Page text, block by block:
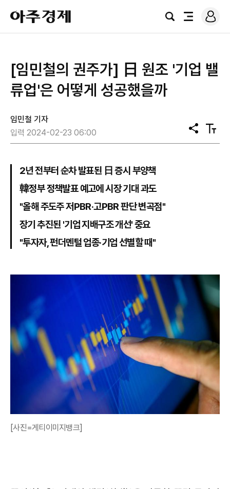
아
주
경
검
전
로
그
[임민철의 권주가] 日 원조 '기업 밸
류업'은 어떻게 성공했을까
임민철 기자
입력 2024-02-23 06:00
공
유
텍
스
2년 전부터 순차 발표된 日 증시 부양책
韓정부 정책발표 예고에 시장 기대 과도
"올해 주도주 저PBR·고PBR 판단 변곡점"
장기 추진된 '기업 지배구조 개선' 중요
"투자자, 펀더멘털 업종·기업 선별할 때"
[사진=게티이미지뱅크]